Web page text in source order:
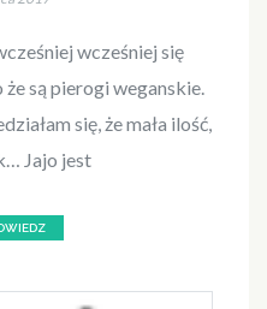
wcześniej się
są pierogi weganskie.
się, że mała ilość,
Jajo jest